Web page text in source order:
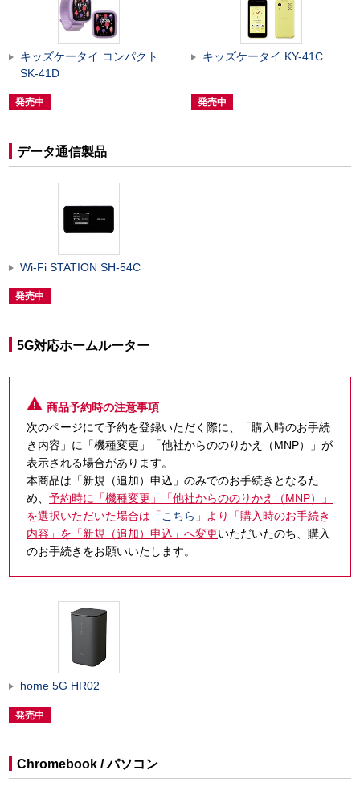
キッズケータイ コンパクト
SK-41D
発売中
キッズケータイ KY-41C
発売中
データ通信製品
Wi-Fi STATION SH-54C
発売中
5G対応ホームルーター
商品予約時の注意事項
次のページにて予約を登録いただく際に、「購入時のお手続
き内容」に「機種変更」「他社からののりかえ（MNP）」が
表示される場合があります。
本商品は「新規（追加）申込」のみでのお手続きとなるた
め、 予約時に「機種変更」「他社からののりかえ（MNP）」
を選択いただいた場合は「 こちら 」より「購入時のお手続き
内容」を「新規（追加）申込」へ変更いただいたのち、購入
のお手続きをお願いいたします。
home 5G HR02
発売中
Chromebook / パソコン